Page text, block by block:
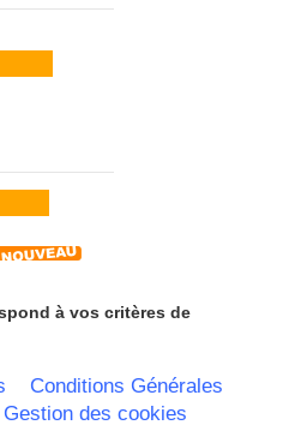
-
à vos critères de
Conditions Générales
Gestion des cookies